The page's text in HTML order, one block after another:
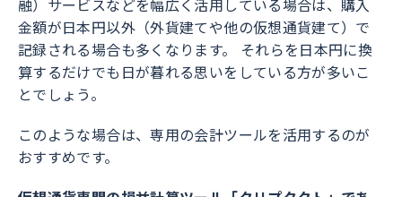
融）サービスなどを幅広く活用している場合は、購入
金額が日本円以外（外貨建てや他の仮想通貨建て）で
記録される場合も多くなります。
それらを日本円に換
算するだけでも日が暮れる思いをしている方が多いこ
とでしょう。
このような場合は、専用の会計ツールを活用するのが
おすすめです。